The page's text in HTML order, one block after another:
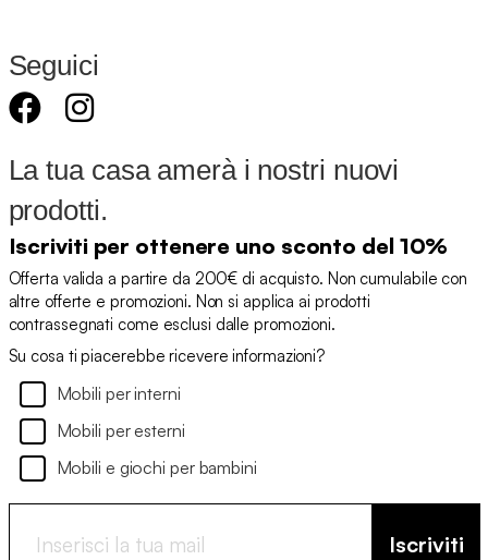
Seguici
La tua casa amerà i nostri nuovi
prodotti.
Iscriviti per ottenere uno sconto del 10%
Offerta valida a partire da 200€ di acquisto. Non cumulabile con
altre offerte e promozioni. Non si applica ai prodotti
contrassegnati come esclusi dalle promozioni.
Su cosa ti piacerebbe ricevere informazioni?
Mobili per interni
Mobili per esterni
Mobili e giochi per bambini
Iscriviti